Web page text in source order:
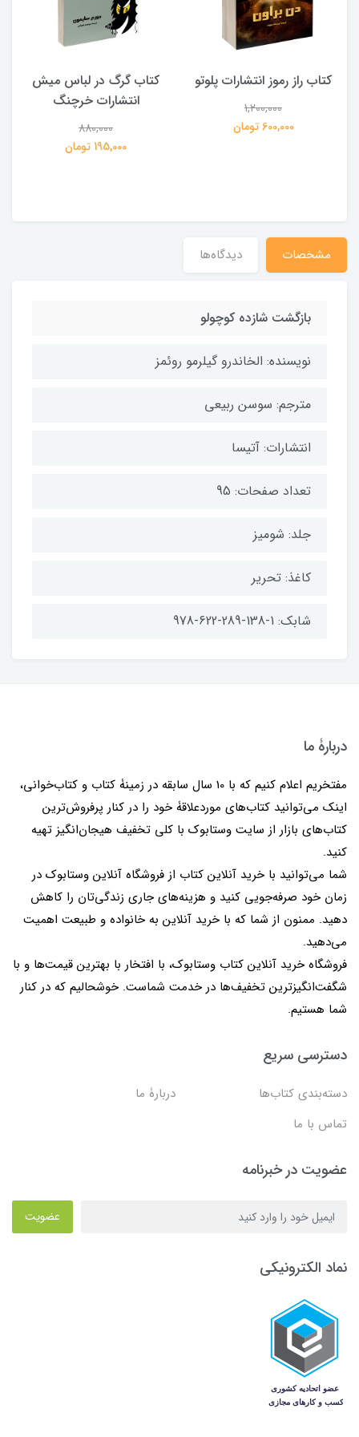
کتاب راز رموز انتشارات پلوتو
1,200,000
600,000 تومان
کتاب گرگ در لباس میش
انتشارات خرچنگ
880,000
195,000 تومان
مشخصات دیدگاه‌ها
بازگشت شازده کوچولو
نویسنده: الخاندرو گیلرمو روئمز
مترجم: سوسن ربیعی
انتشارات: آتیسا
تعداد صفحات: 95
جلد: شومیز
کاغذ: تحریر
شابک: 1-138-289-622-978
دربارۀ ما
مفتخریم اعلام کنیم که با 10 سال سابقه در زمینۀ کتاب و کتاب‌خوانی،
اینک می‌توانید کتاب‌های موردعلاقۀ خود را در کنار پرفروش‌ترین
کتاب‌های بازار از سایت وستابوک با کلی تخفیف هیجان‌انگیز تهیه
کنید.
شما می‌توانید با خرید آنلاین کتاب از فروشگاه آنلاین وستابوک در
زمان خود صرفه‌جویی کنید و هزینه‌های جاری زندگی‌تان را کاهش
دهید. ممنون از شما که با خرید آنلاین به خانواده و طبیعت اهمیت
می‌دهید.
فروشگاه خرید آنلاین کتاب وستابوک، با افتخار با بهترین قیمت‌ها و با
شگفت‌انگیزترین تخفیف‌ها در خدمت شماست. خوشحالیم که در کنار
شما هستیم.
دسترسی سریع
دسته‌بندی کتاب‌ها
دربارۀ ما
تماس با ما
عضویت در خبرنامه
عضویت
نماد الکترونیکی